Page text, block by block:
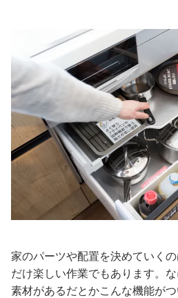
家のパーツや配置を決めていく
だけ楽しい作業でもあります。
素材があるだとかこんな機能が